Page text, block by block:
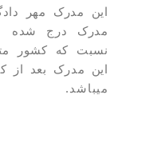
این مدرک مهر
مدرک درج شده
نسبت که کشور
این مدرک بعد از
میباشد.